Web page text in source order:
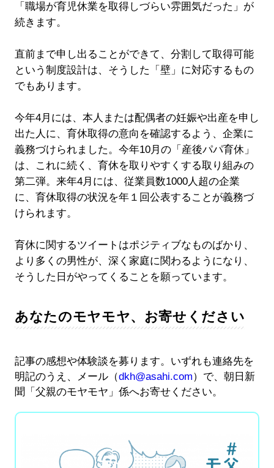
「職場が育児休業を取得しづらい雰囲気だった」が
続きます。
直前まで申し出ることができて、分割して取得可能
という制度設計は、そうした「壁」に対応するもの
でもあります。
今年4月には、本人または配偶者の妊娠や出産を申し
出た人に、育休取得の意向を確認するよう、企業に
義務づけられました。今年10月の「産後パパ育休」
は、これに続く、育休を取りやすくする取り組みの
第二弾。来年4月には、従業員数1000人超の企業
に、育休取得の状況を年１回公表することが義務づ
けられます。
育休に関するツイートはポジティブなものばかり、
より多くの男性が、深く家庭に関わるようになり、
そうした日がやってくることを願っています。
あなたのモヤモヤ、お寄せください
記事の感想や体験談を募ります。いずれも連絡先を
明記のうえ、メール（dkh@asahi.com）で、朝日新
聞「父親のモヤモヤ」係へお寄せください。